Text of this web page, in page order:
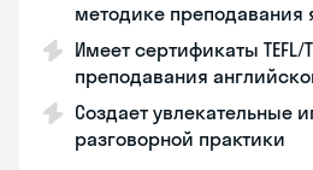
методике преподавания
Имеет сертификаты TEFL/
преподавания
Создает увлекательные
разговорной практики